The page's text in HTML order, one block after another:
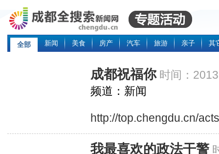
全部 新闻 美食 房产 汽车 旅游 亲子 其
成都祝福你 时间：
频道：新闻
http://top.chengdu.cn/
我最喜欢的政法干警